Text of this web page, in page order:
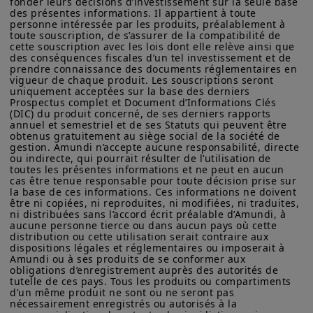
étrange de ralentissement de la
croissance économique aux États-Unis
et de niveaux record pour certains actifs
risqués. Dans la zone euro, l’impact des
droits de douane américains et de la
relance budgétaire allemande sur la
croissance reste à déterminer. Dans ce
contexte, la Fed a entamé son cycle de
baisse de taux, malgré l’absence de
signes de récession. Même la BCE, qui
devrait rester dépendante des données
économiques, réduira probablement ses
taux directeurs à l’approche de la fin de
l’année.
Unis d'Amérique ou à des « Ressortissants des États-Unis ». Si
vous êtes un « Ressortissant des États-Unis », vous n'êtes pas
autorisé à accéder à ce site et vous êtes invité à vous
connecter à amundi.com/usinvestors.
Les informations disponibles sur ce site sont fournies à titre
informatif seulement. Aucune information fournie ne constitue
une offre d’achat, une sollicitation de vente de titres, un conseil
d’investissement quant à l'achat ou à la vente d’un titre, une
offre ou une sollicitation par Amundi Canada ou une de ses
sociétés affiliées de fournir un conseil d'investissement ou un
service financier, juridique, fiscal ou de placement ni d’acheter
ou vendre des titres ou d’autres instruments financiers. Les
informations contenues sur ce site proviennent d’Amundi
Canada ou de sources considérées comme fiables par Amundi
Canada. Amundi Canada n’a pas vérifié indépendamment cette
information, ni n’a mené d’enquête à son égard. Ni Amundi
Canada, ni ses sociétés affiliées, associés, administrateurs,
dirigeants, mandataires, employés ni ses représentants ne
garantissent ni ne déclarent, implicitement ou explicitement,
que les informations fournies sur ce site est exacte, complète
ou à jour. Amundi Canada décline toute responsabilité liée aux
informations contenues sur ce site web.
Les informations ne visent pas à être distribuées ni à être
des présentes informations. Il appartient à toute
personne intéressée par les produits, préalablement à
toute souscription, de s’assurer de la compatibilité de
cette souscription avec les lois dont elle relève ainsi que
des conséquences fiscales d’un tel investissement et de
prendre connaissance des documents réglementaires en
vigueur de chaque produit. Les souscriptions seront
uniquement acceptées sur la base des derniers
Prospectus complet et Document d’Informations Clés
(DIC) du produit concerné, de ses derniers rapports
annuel et semestriel et de ses Statuts qui peuvent être
obtenus gratuitement au siège social de la société de
gestion. Amundi n’accepte aucune responsabilité, directe
ou indirecte, qui pourrait résulter de l’utilisation de
toutes les présentes informations et ne peut en aucun
cas être tenue responsable pour toute décision prise sur
la base de ces informations. Ces informations ne doivent
être ni copiées, ni reproduites, ni modifiées, ni traduites,
ni distribuées sans l’accord écrit préalable d’Amundi, à
aucune personne tierce ou dans aucun pays où cette
distribution ou cette utilisation serait contraire aux
dispositions légales et réglementaires ou imposerait à
Amundi ou à ses produits de se conformer aux
obligations d’enregistrement auprès des autorités de
tutelle de ces pays. Tous les produits ou compartiments
d’un même produit ne sont ou ne seront pas
nécessairement enregistrés ou autorisés à la